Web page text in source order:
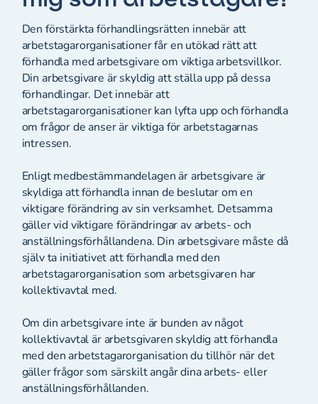
Den förstärkta förhandlingsrätten innebär att
arbetstagarorganisationer får en utökad rätt att
förhandla med arbetsgivare om viktiga arbetsvillkor.
Din arbetsgivare är skyldig att ställa upp på dessa
förhandlingar. Det innebär att
arbetstagarorganisationer kan lyfta upp och förhandla
om frågor de anser är viktiga för arbetstagarnas
intressen.
Enligt medbestämmandelagen är arbetsgivare är
skyldiga att förhandla innan de beslutar om en
viktigare förändring av sin verksamhet. Detsamma
gäller vid viktigare förändringar av arbets- och
anställningsförhållandena. Din arbetsgivare måste då
själv ta initiativet att förhandla med den
arbetstagarorganisation som arbetsgivaren har
kollektivavtal med.
Om din arbetsgivare inte är bunden av något
kollektivavtal är arbetsgivaren skyldig att förhandla
med den arbetstagarorganisation du tillhör när det
gäller frågor som särskilt angår dina arbets- eller
anställningsförhållanden.